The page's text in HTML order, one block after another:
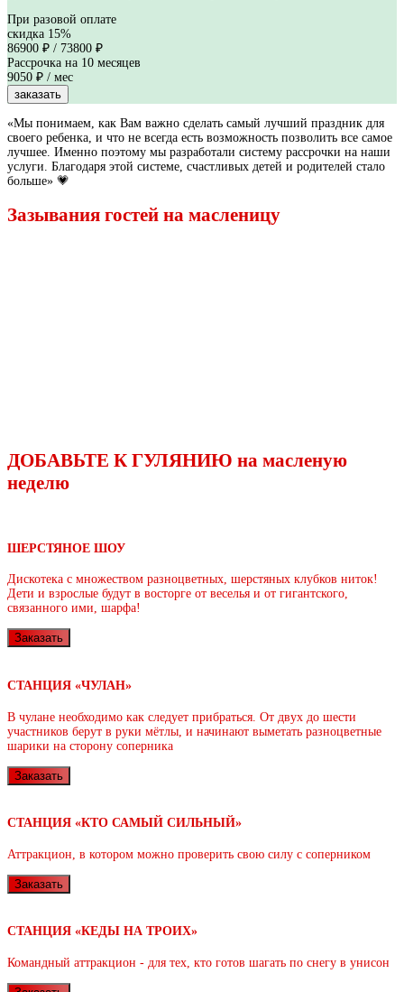
При разовой оплате
скидка 15%
86900 ₽ / 73800 ₽
Рассрочка на 10 месяцев
9050 ₽ / мес
заказать
«Мы понимаем, как Вам важно сделать самый лучший праздник для
своего ребенка, и что не всегда есть возможность позволить все самое
лучшее. Именно поэтому мы разработали систему рассрочки на наши
услуги. Благодаря этой системе, счастливых детей и родителей стало
больше» 💗
Зазывания гостей на масленицу
ДОБАВЬТЕ К ГУЛЯНИЮ на масленую
неделю
ШЕРСТЯНОЕ ШОУ
Дискотека с множеством разноцветных, шерстяных клубков ниток!
Дети и взрослые будут в восторге от веселья и от гигантского,
связанного ими, шарфа!
Заказать
СТАНЦИЯ «ЧУЛАН»
В чулане необходимо как следует прибраться. От двух до шести
участников берут в руки мётлы, и начинают выметать разноцветные
шарики на сторону соперника
Заказать
СТАНЦИЯ «КТО САМЫЙ СИЛЬНЫЙ»
Аттракцион, в котором можно проверить свою силу с соперником
Заказать
СТАНЦИЯ «КЕДЫ НА ТРОИХ»
Командный аттракцион - для тех, кто готов шагать по снегу в унисон